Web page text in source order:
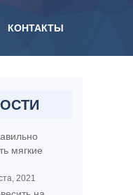
КОНТАКТЫ
мягкие
2021